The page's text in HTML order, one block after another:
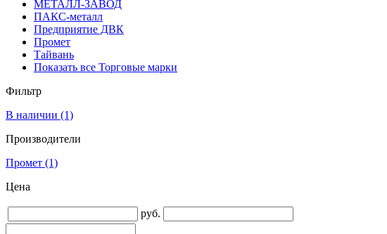
МЕТАЛЛ-ЗАВОД
ПАКС-металл
Предприятие ДВК
Промет
Тайвань
Показать все Торговые марки
Фильтр
В наличии (1)
Производители
Промет (1)
Цена
руб.